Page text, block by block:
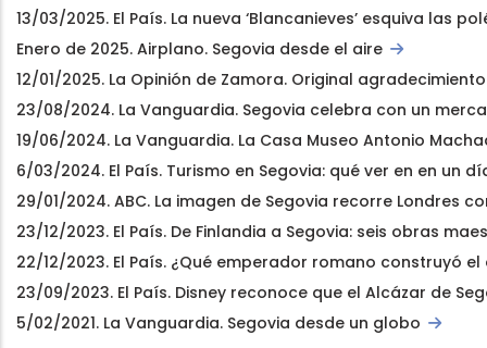
13/03/2025. El País. La nueva ‘Blancanieves’ esquiva las
Enero de 2025. Airplano. Segovia desde el aire
12/01/2025. La Opinión de Zamora. Original
23/08/2024. La Vanguardia. Segovia celebra con un
19/06/2024. La Vanguardia. La Casa Museo Antonio
6/03/2024. El País. Turismo en Segovia: qué ver en en un
29/01/2024. ABC. La imagen de Segovia recorre Londres
23/12/2023. El País. De Finlandia a Segovia: seis obras
22/12/2023. El País. ¿Qué emperador romano construyó
23/09/2023. El País. Disney reconoce que el Alcázar de
5/02/2021. La Vanguardia. Segovia desde un globo